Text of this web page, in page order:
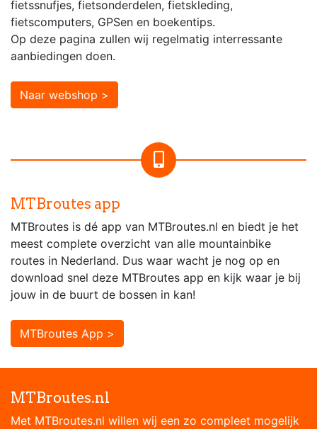
fietssnufjes, fietsonderdelen, fietskleding,
fietscomputers, GPSen en boekentips.
Op deze pagina zullen wij regelmatig interressante
aanbiedingen doen.
Naar webshop >
MTBroutes app
MTBroutes is dé app van MTBroutes.nl en biedt je het
meest complete overzicht van alle mountainbike
routes in Nederland. Dus waar wacht je nog op en
download snel deze MTBroutes app en kijk waar je bij
jouw in de buurt de bossen in kan!
MTBroutes App >
MTBroutes.nl
Met MTBroutes.nl willen wij een zo compleet mogelijk